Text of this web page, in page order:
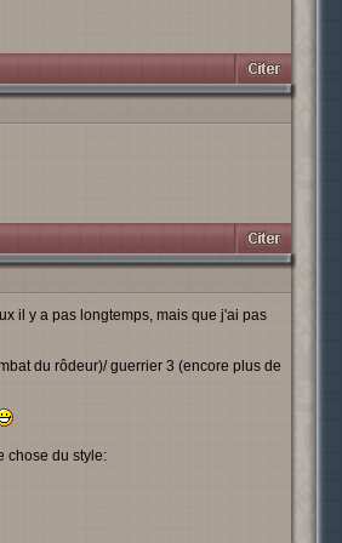
il y a pas longtemps, mais que j'ai pas
du rôdeur)/ guerrier 3 (encore plus de
chose du style: